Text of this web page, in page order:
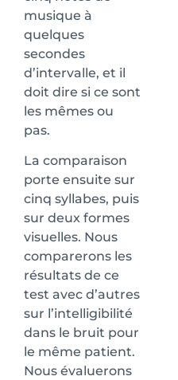
musique à
quelques
secondes
d’intervalle, et il
doit dire si ce sont
les mêmes ou
pas.
La comparaison
porte ensuite sur
cinq syllabes, puis
sur deux formes
visuelles. Nous
comparerons les
résultats de ce
test avec d’autres
sur l’intelligibilité
dans le bruit pour
le même patient.
Nous évaluerons